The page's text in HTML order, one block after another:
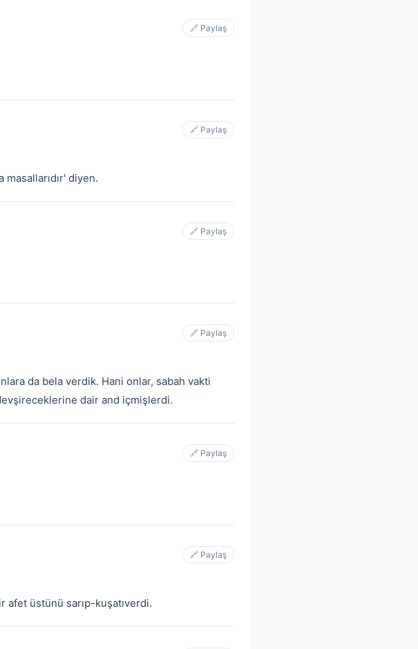
🔗 Paylaş
🔗 Paylaş
diyen.
🔗 Paylaş
🔗 Paylaş
da bela verdik. Hani onlar, sabah vakti
dair and içmişlerdi.
🔗 Paylaş
🔗 Paylaş
afet üstünü sarıp-kuşatıverdi.